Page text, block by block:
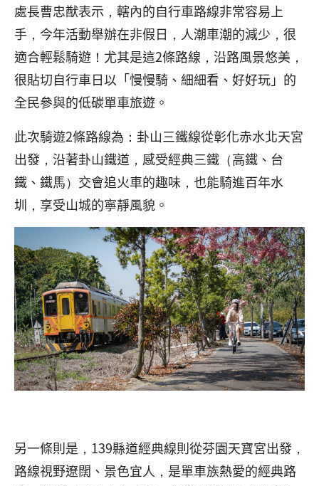
處長曹忠猷表示，轄內的自行車路線非常容易上
手，今年活動舉辦在非假日，人潮車潮的減少，很
適合輕鬆騎遊！尤其是這2條路線，沿路風景悠美，
很貼切自行車日以「慢慢騎、細細看、好好玩」的
全民參與的低碳單車旅遊。
此次騎遊2條路線為：卦山三鐵線從彰化赤水北天宮
出發，沿著卦山鐵道，感受經典三鐵（高鐵、台
鐵、鐵馬）交會追火車的趣味，也能騎進百年水
圳，享受山城的寧靜風貌。
另一條則是，139縣道經典線則從芬園天寶宮出發，
路線視野遼闊、景色宜人，是單車族熱愛的經典路